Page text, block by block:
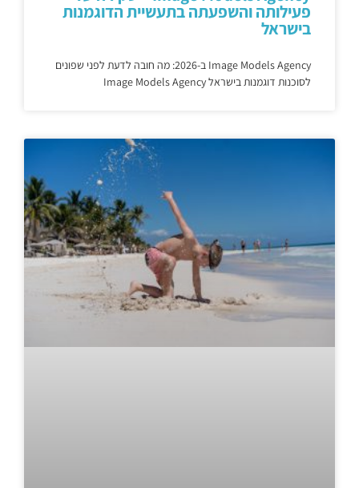
פעילותה והשפעתה בתעשיית הדוגמנות
בישראל
Image Models Agency ב-2026: מה חובה לדעת לפני שפונים
לסוכנות דוגמנות בישראל Image Models Agency